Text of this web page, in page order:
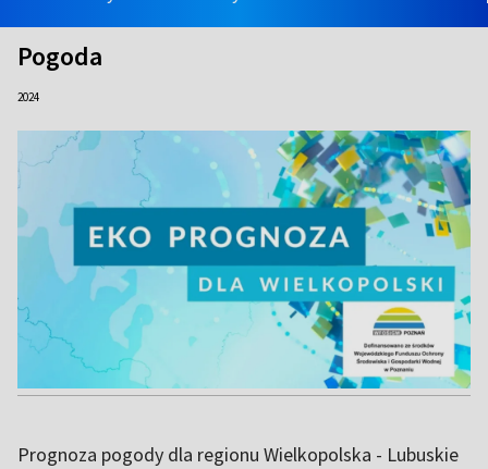
Pogoda
2024
Prognoza pogody dla regionu Wielkopolska - Lubuskie